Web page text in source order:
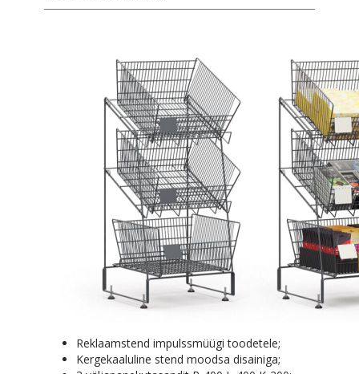
Reklaamstend impulssmüügi toodetele;
Kergekaaluline stend moodsa disainiga;